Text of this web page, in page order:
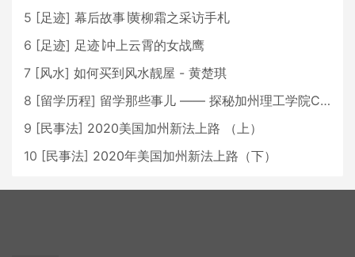
5 [足迹] 幕后故事∣黄柳霜之采访手札
6 [足迹] 足迹∣冲上云霄的女战鹰
7 [风水] 如何买到风水靓屋 - 黄楚琪
8 [留学历程] 留学那些事儿 —— 探秘加州理工学院Caltech博士生活 [上集]
9 [民事法] 2020美国加州新法上路 （上）
10 [民事法] 2020年美国加州新法上路（下）